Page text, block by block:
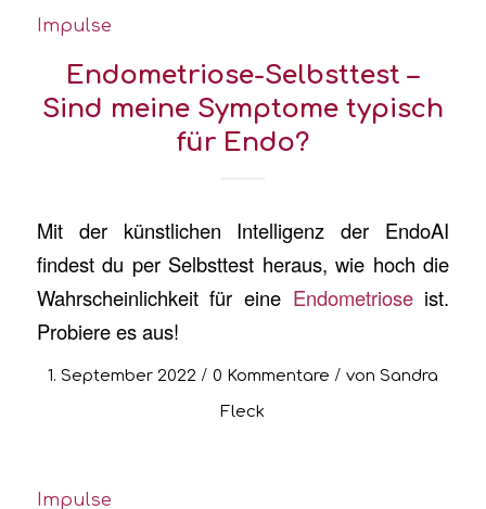
Impulse
Endometriose-Selbsttest –
Sind meine Symptome typisch
für Endo?
Mit der künstlichen Intelligenz der EndoAI
findest du per Selbsttest heraus, wie hoch die
Wahrscheinlichkeit für eine Endometrioseist.
Probiere es aus!
1. September 2022 / 0 Kommentare / von Sandra
Fleck
Impulse